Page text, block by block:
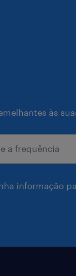
às
informação